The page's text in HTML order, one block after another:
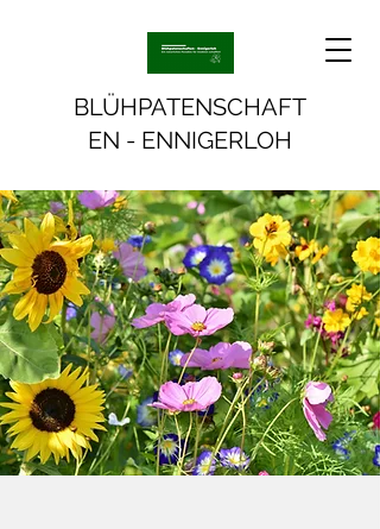
BLÜHPATENSCHAFT
EN - ENNIGERLOH